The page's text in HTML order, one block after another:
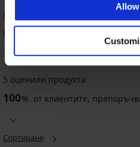
нощница
Satine
PREMIUM
Дамска
Sweet
4,7
Нощница
-60%
Нощница
Aruelle
€
-30%
Съблазнителна
нощница
€
Сатенена
нощница
Намаление
32,99
ОЦЕНКА НА
Съблазнителна
100
5 оценили продукта
100% от клиентите,
Сортиране